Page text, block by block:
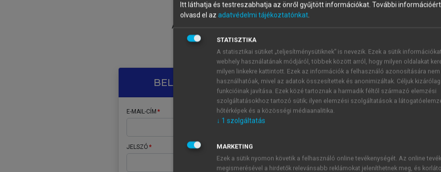
Új felhasználóként1 óra díjmentes hozzáférésrevagy
A próbaidőszak elindításához,
vagy hozz
A regisztráció után a
BELÉPÉS SAJÁT FIÓKKAL
E-MAIL-CÍM
JELSZÓ
ÚJ FIÓK
1 óra
Itt láthatja és testreszabhatja az önről gyűjtött információkat. További
olvasd el az adatvédelmi tájékoztatónkat.
STATISZTIKA
A statisztikai sütiket „teljesítménysütiknek” is nevezik. Ezek a sütik
webhely használatának módjáról, többek között arról, hogy milyen oldalakat
milyen linkekre kattintott. Ezek az információk a felhasználó azonosítására nem
használhatóak, mivel az adatok összesítettek és anonimizáltak. Céljuk
funkcióinak javítása. Ezek közé tartoznak a harmadik féltől származó elemzési
szolgáltatásokhoz tartozó sütik; ilyen elemzési szolgáltatások a
hőtérképek és a közösségi médiaanalitika.
↓ 1 szolgáltatás
MARKETING
Ezek a sütik nyomon követik a felhasználó online tevékenységét. Az online
megismerésével a hirdetők relevánsabb reklámokat jeleníthetnek meg, és